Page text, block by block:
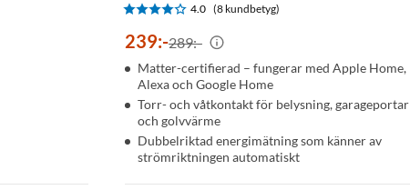
4.0 (8 kundbetyg)
239:-289:-
Matter-certifierad – fungerar med Apple Home,
Alexa och Google Home
Torr- och våtkontakt för belysning, garageportar
och golvvärme
Dubbelriktad energimätning som känner av
strömriktningen automatiskt